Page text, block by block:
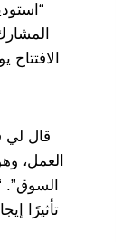
قال لي
العمل،
تأثيرًا